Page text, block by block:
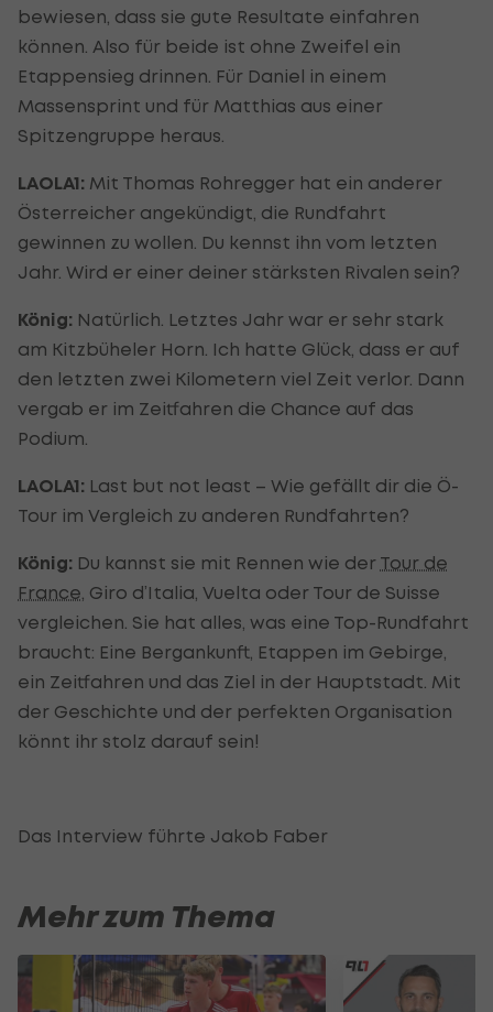
bewiesen, dass sie gute Resultate einfahren
können. Also für beide ist ohne Zweifel ein
Etappensieg drinnen. Für Daniel in einem
Massensprint und für Matthias aus einer
Spitzengruppe heraus.
LAOLA1: Mit Thomas Rohregger hat ein anderer
Österreicher angekündigt, die Rundfahrt
gewinnen zu wollen. Du kennst ihn vom letzten
Jahr. Wird er einer deiner stärksten Rivalen sein?
König: Natürlich. Letztes Jahr war er sehr stark
am Kitzbüheler Horn. Ich hatte Glück, dass er auf
den letzten zwei Kilometern viel Zeit verlor. Dann
vergab er im Zeitfahren die Chance auf das
Podium.
LAOLA1: Last but not least – Wie gefällt dir die Ö-
Tour im Vergleich zu anderen Rundfahrten?
König: Du kannst sie mit Rennen wie der Tour de
France , Giro d’Italia, Vuelta oder Tour de Suisse
vergleichen. Sie hat alles, was eine Top-Rundfahrt
braucht: Eine Bergankunft, Etappen im Gebirge,
ein Zeitfahren und das Ziel in der Hauptstadt. Mit
der Geschichte und der perfekten Organisation
könnt ihr stolz darauf sein!
Das Interview führte Jakob Faber
Mehr zum Thema